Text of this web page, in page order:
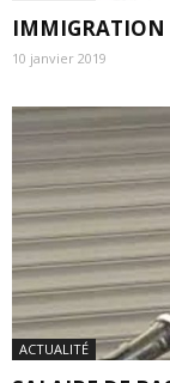
IMMIGRATION
10 janvier 2019
ACTUALITÉ